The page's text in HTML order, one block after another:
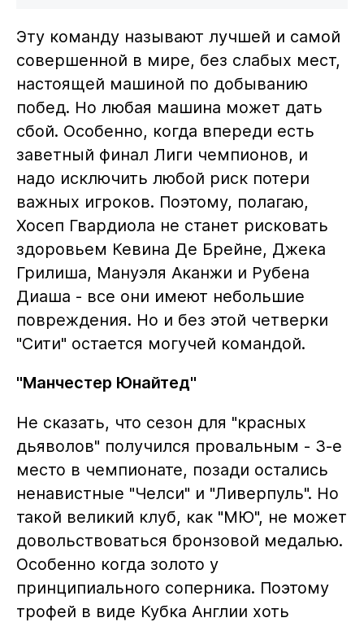
Эту команду называют лучшей и самой
совершенной в мире, без слабых мест,
настоящей машиной по добыванию
побед. Но любая машина может дать
сбой. Особенно, когда впереди есть
заветный финал Лиги чемпионов, и
надо исключить любой риск потери
важных игроков. Поэтому, полагаю,
Хосеп Гвардиола не станет рисковать
здоровьем Кевина Де Брейне, Джека
Грилиша, Мануэля Аканжи и Рубена
Диаша - все они имеют небольшие
повреждения. Но и без этой четверки
"Сити" остается могучей командой.
"Манчестер Юнайтед"
Не сказать, что сезон для "красных
дьяволов" получился провальным - 3-е
место в чемпионате, позади остались
ненавистные "Челси" и "Ливерпуль". Но
такой великий клуб, как "МЮ", не может
довольствоваться бронзовой медалью.
Особенно когда золото у
принципиального соперника. Поэтому
трофей в виде Кубка Англии хоть